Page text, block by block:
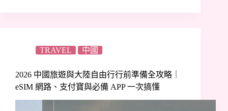
TRAVEL 中國
2026 中國旅遊與大陸自由行行前準備全攻略｜
eSIM 網路、支付寶與必備 APP 一次搞懂